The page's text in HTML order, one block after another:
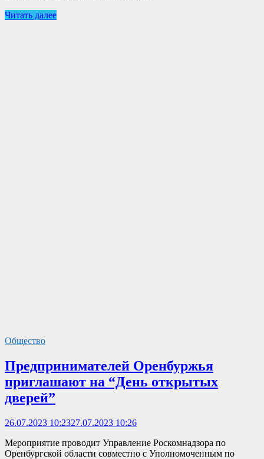
Читать далее
Общество
Предпринимателей Оренбуржья
приглашают на “День открытых
дверей”
26.07.2023 10:2327.07.2023 10:26
Мероприятие проводит Управление Роскомнадзора по
Оренбургской области совместно с Уполномоченным по